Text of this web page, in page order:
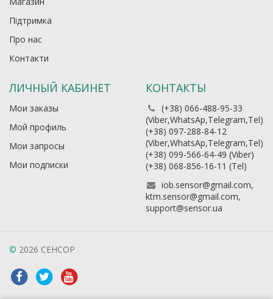
Підтримка
Про нас
Контакти
ЛИЧНЫЙ КАБИНЕТ
Мои заказы
Мой профиль
Мои запросы
Мои подписки
КОНТАКТЫ
(+38) 066-488-95-33
(Viber,WhatsAp,Telegram,Tel)
(+38) 097-288-84-12
(Viber,WhatsAp,Telegram,Tel)
(+38) 099-566-64-49 (Viber)
(+38) 068-856-16-11 (Теl)
iob.sensor@gmail.com,
ktm.sensor@gmail.com,
support@sensor.ua
© 2026 СЕНСОР